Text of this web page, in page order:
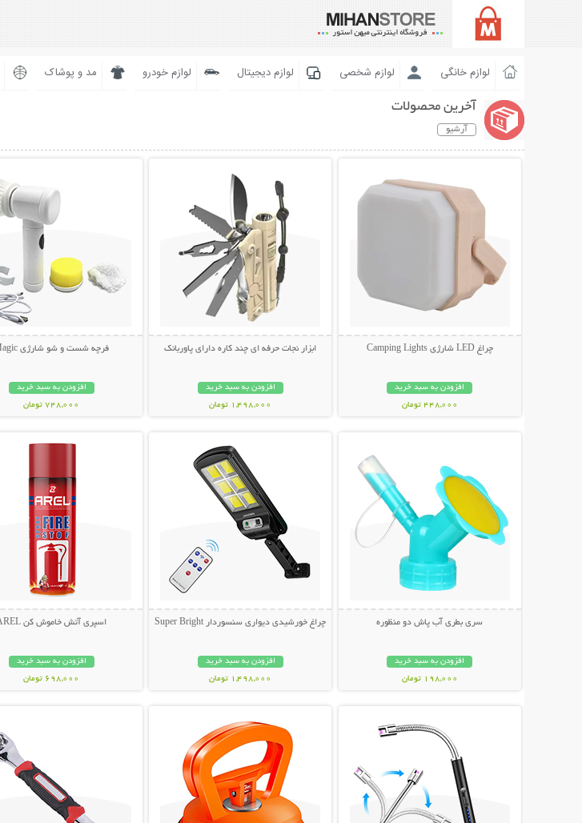
لوازم خانگی لوازم شخصی لوازم دیجیتال لوازم خودرو مد و پوشاک
آخرین محصولات
آرشیو
چراغ LED شارژی Camping Lights
افزودن به سبد خرید
448,000 تومان
ابزار نجات حرفه ای چند کاره دارای پاوربانک
افزودن به سبد خرید
1,498,000 تومان
فرچه شست و شو شارژی Magic
افزودن به سبد خرید
748,000 تومان
سری بطری آب پاش دو منظوره
افزودن به سبد خرید
198,000 تومان
چراغ خورشیدی دیواری سنسوردار Super Bright
افزودن به سبد خرید
1,498,000 تومان
اسپری آتش خاموش کن AREL
افزودن به سبد خرید
698,000 تومان